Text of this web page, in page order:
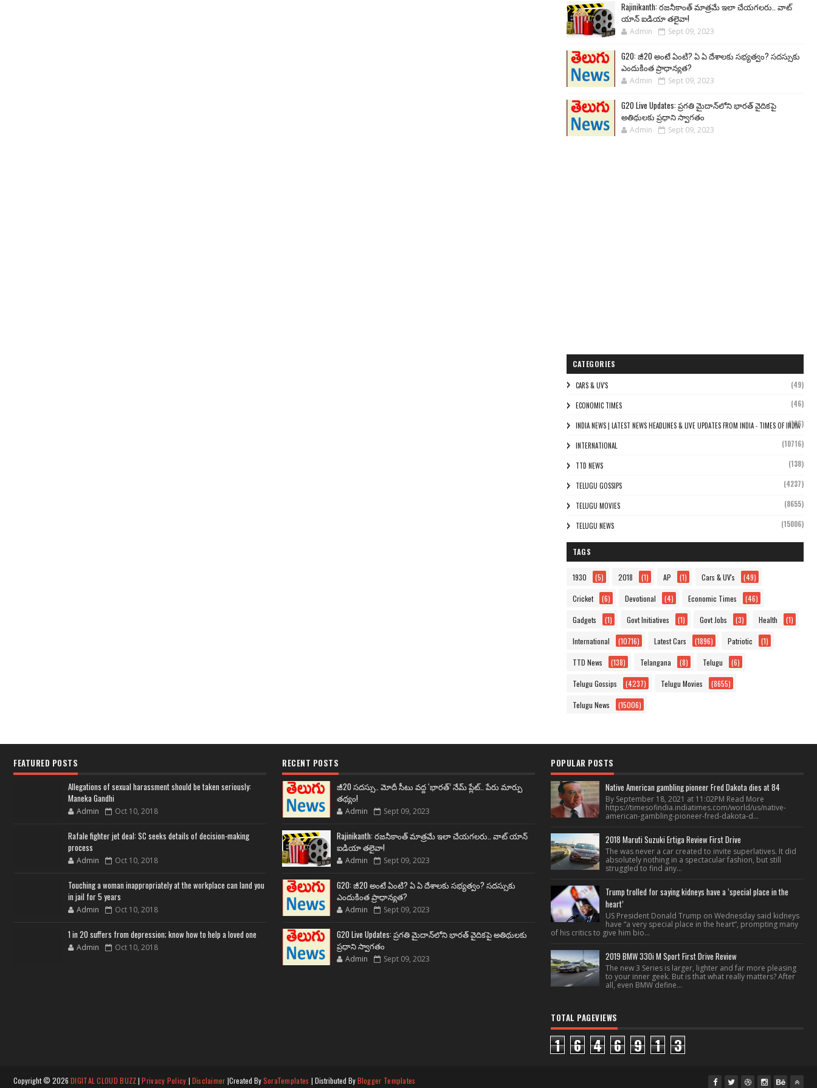
Rajinikanth: రజనీకాంత్ మాత్రమే ఇలా చేయగలరు.. వాట్
యాన్ ఐడియా తలైవా!
Admin Sept 09, 2023
G20: జీ20 అంటే ఏంటి? ఏ ఏ దేశాలకు సభ్యత్వం? సదస్సుకు
ఎందుకింత ప్రాధాన్యత?
Admin Sept 09, 2023
G20 Live Updates: ప్రగతి మైదాన్‌లోని భారత్ వైదికపై
అతిథులకు ప్రధాని స్వాగతం
Admin Sept 09, 2023
CATEGORIES
CARS & UV'S (49)
ECONOMIC TIMES (46)
INDIA NEWS | LATEST NEWS HEADLINES & LIVE UPDATES FROM INDIA - TIMES OF INDIA
(106)
INTERNATIONAL (10716)
TTD NEWS (138)
TELUGU GOSSIPS (4237)
TELUGU MOVIES (8655)
TELUGU NEWS (15006)
TAGS
1930 (5) 2018 (1) AP (1) Cars & UV's (49)
Cricket (6) Devotional (4) Economic Times (46)
Gadgets (1) Govt Initiatives (1) Govt Jobs (3) Health (1)
International (10716) Latest Cars (1896) Patriotic (1)
TTD News (138) Telangana (8) Telugu (6)
Telugu Gossips (4237) Telugu Movies (8655)
Telugu News (15006)
FEATURED POSTS
Allegations of sexual harassment should be taken seriously:
Maneka Gandhi
Admin Oct 10, 2018
Rafale fighter jet deal: SC seeks details of decision-making
process
Admin Oct 10, 2018
Touching a woman inappropriately at the workplace can land you
in jail for 5 years
Admin Oct 10, 2018
1 in 20 suffers from depression; know how to help a loved one
Admin Oct 10, 2018
RECENT POSTS
జీ20 సదస్సు.. మోదీ సీటు వద్ద ‘భారత్’ నేమ్ ప్లేట్‌.. పేరు మార్పు
తథ్యం!
Admin Sept 09, 2023
Rajinikanth: రజనీకాంత్ మాత్రమే ఇలా చేయగలరు.. వాట్ యాన్
ఐడియా తలైవా!
Admin Sept 09, 2023
G20: జీ20 అంటే ఏంటి? ఏ ఏ దేశాలకు సభ్యత్వం? సదస్సుకు
ఎందుకింత ప్రాధాన్యత?
Admin Sept 09, 2023
G20 Live Updates: ప్రగతి మైదాన్‌లోని భారత్ వైదికపై అతిథులకు
ప్రధాని స్వాగతం
Admin Sept 09, 2023
POPULAR POSTS
Native American gambling pioneer Fred Dakota dies at 84
By September 18, 2021 at 11:02PM Read More
https://timesofindia.indiatimes.com/world/us/native-
american-gambling-pioneer-fred-dakota-d...
2018 Maruti Suzuki Ertiga Review First Drive
The was never a car created to invite superlatives. It did
absolutely nothing in a spectacular fashion, but still
struggled to find any...
Trump trolled for saying kidneys have a ‘special place in the
heart’
US President Donald Trump on Wednesday said kidneys
have “a very special place in the heart”, prompting many
of his critics to give him bio...
2019 BMW 330i M Sport First Drive Review
The new 3 Series is larger, lighter and far more pleasing
to your inner geek. But is that what really matters? After
all, even BMW define...
TOTAL PAGEVIEWS
1 6 4 6 9 1 3
Copyright © 2026 DIGITAL CLOUD BUZZ|Privacy Policy | Disclaimer |Created BySoraTemplates | Distributed ByBlogger Templates